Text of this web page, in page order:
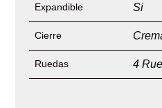
Expandible Si
Cierre
Ruedas 4